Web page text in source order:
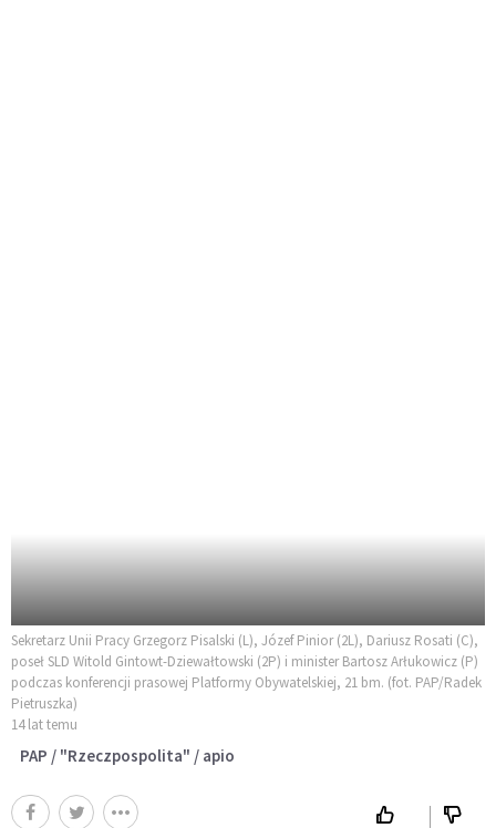
Sekretarz Unii Pracy Grzegorz Pisalski (L), Józef Pinior (2L), Dariusz Rosati (C),
poseł SLD Witold Gintowt-Dziewałtowski (2P) i minister Bartosz Arłukowicz (P)
podczas konferencji prasowej Platformy Obywatelskiej, 21 bm. (fot. PAP/Radek
Pietruszka)
14 lat temu
PAP / "Rzeczpospolita" / apio